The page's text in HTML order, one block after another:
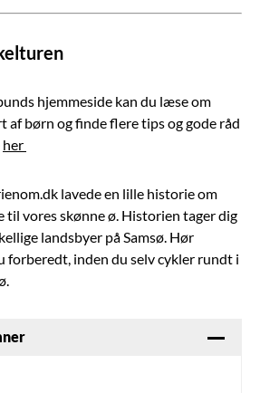
hjemmeside kan du læse om
af børn og finde flere tips og gode råd
her
lavede en lille historie om
til vores skønne ø. Historien tager dig
landsbyer på Samsø. Hør
forberedt, inden du selv cykler rundt i